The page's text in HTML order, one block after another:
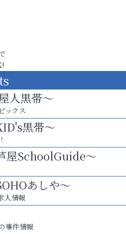
人黒帯～
ックス
黒帯～
屋SchoolGuide～
あしや～
人情報
事件情報